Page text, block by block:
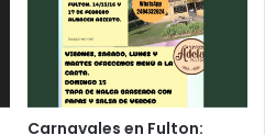
Carnavales en Fulton: